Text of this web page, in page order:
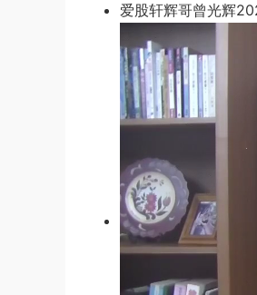
爱股轩辉哥曾光辉